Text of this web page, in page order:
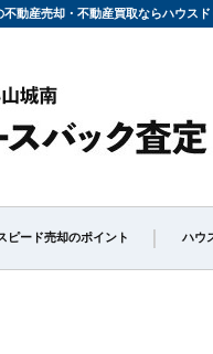
産売却・不動産買取ならハウスド
ピード売却のポイント ハウ